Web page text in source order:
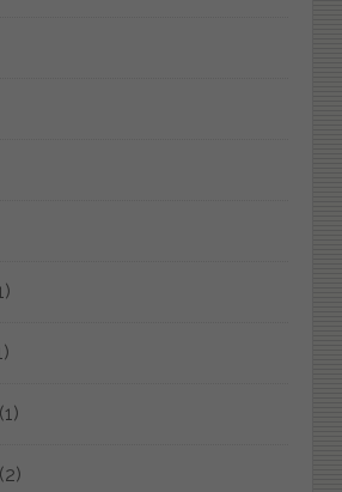
(1)
(2)